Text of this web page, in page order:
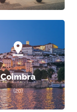
Coimbra
(20)